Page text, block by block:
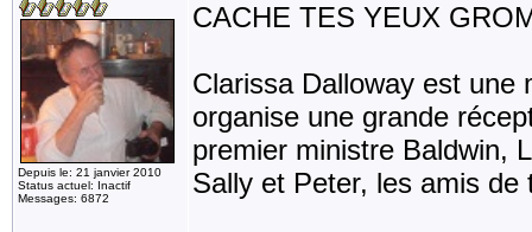
Depuis le: 21 janvier 2010
Status actuel: Inactif
Messages: 6872
CACHE TES YEUX
Clarissa Dalloway est une
organise une grande
premier ministre Baldwin,
Sally et Peter, les amis de